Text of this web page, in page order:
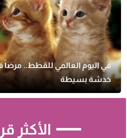
في اليوم العالمي للقطط.. مرضاً
خدشة بسيطة
الأكثر